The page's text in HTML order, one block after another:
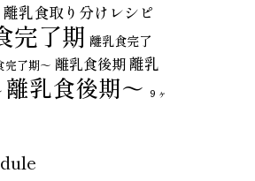
離乳食取り分けレシピ
完了期 離乳食完了
完了期～ 離乳食後期離乳
離乳食後期～ ９ヶ